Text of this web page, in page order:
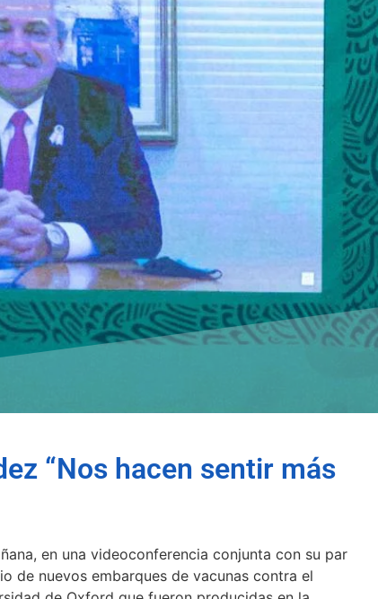
“Nos hacen sentir más
en una videoconferencia conjunta con su par
de nuevos embarques de vacunas contra el